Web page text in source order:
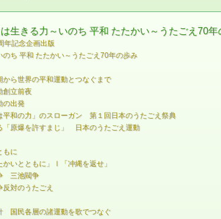
は生きる力～いのち 平和 たたかい～うたごえ70年
年記念企画出版
のち 平和 たたかい～うたごえ70年の歩み
ら世界の平和運動とつなぐまで
立前夜
出発
和の力」のスローガン 第１回日本のうたごえ祭典
原爆を許すまじ」 日本のうたごえ運動
もに
いとともに」Ⅰ「冲縄を返せ」
池閥争
対のうたごえ
国民各層の諸運動を歌でつなぐ